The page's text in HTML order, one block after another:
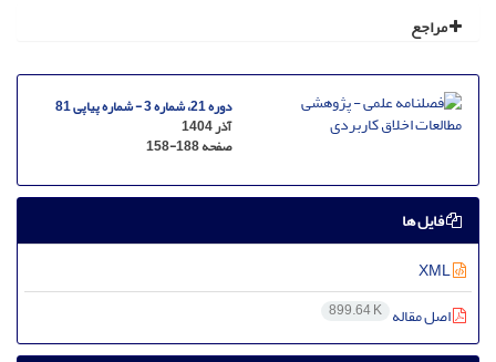
مراجع
دوره 21، شماره 3 - شماره پیاپی 81
آذر 1404
صفحه158-188
فایل ها
اصل مقاله 899.64 K